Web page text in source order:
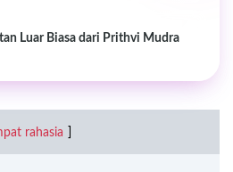
Luar Biasa dari Prithvi Mudra
rahasia